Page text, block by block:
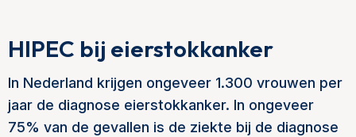
HIPEC bij eierstokkanker
In Nederland krijgen ongeveer 1.300 vrouwen per
jaar de diagnose eierstokkanker. In ongeveer
75% van de gevallen is de ziekte bij de diagnose